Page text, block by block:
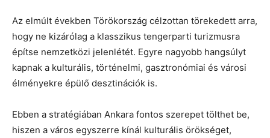
Az elmúlt években Törökország célzottan törekedett arra,
hogy ne kizárólag a klasszikus tengerparti turizmusra
építse nemzetközi jelenlétét. Egyre nagyobb hangsúlyt
kapnak a kulturális, történelmi, gasztronómiai és városi
élményekre épülő desztinációk is.
Ebben a stratégiában Ankara fontos szerepet tölthet be,
hiszen a város egyszerre kínál kulturális örökséget,